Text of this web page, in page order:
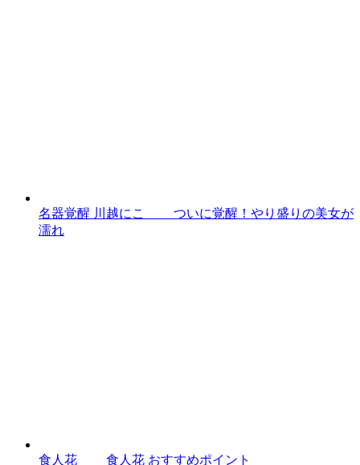
名器覚醒 川越にこ ついに覚醒！やり盛りの美女が
濡れ
食人花 食人花 おすすめポイント